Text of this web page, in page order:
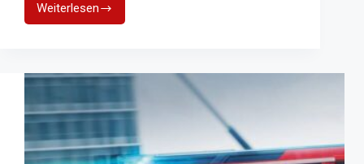
Weiterlesen
Erste
Rosenbauer
Österreich
an
die
Wien